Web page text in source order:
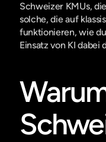
Schweizer KMUs,
solche, die auf
funktionieren, wie
Einsatz von KI